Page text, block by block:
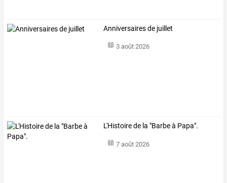
Anniversaires de juillet
3 août 2026
L'Histoire de la "Barbe à Papa".
7 août 2026